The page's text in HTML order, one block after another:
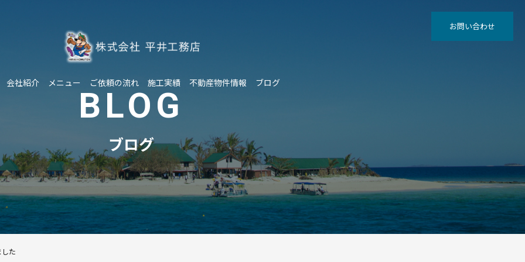
会社紹介 メニュー ご依頼の流れ 施工実績 不動産物件情報 ブログ
お問い合わせ
BLOG
ブログ
た